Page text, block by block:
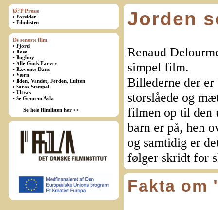
ØFP Presse
• Forsiden
• Filmlisten
De seneste film
• Fjord
• Rose
• Bugboy
• Alle Guds Farver
• Rævenes Dans
• Værn
• Ilden, Vandet, Jorden, Luften
• Saras Stempel
• Ultras
• Se Gennem Aske
Se hele filmlisten her >>
Jorden
Renaud
simpel film.
Billederne der er
storslåede og
filmen op til den
barn er på, hen
og samtidig er
følger skridt for
Fakta om